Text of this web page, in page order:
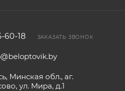
60-18 ЗАКАЗАТЬ ЗВОНОК
Минская обл., аг.
ул. Мира, д.1